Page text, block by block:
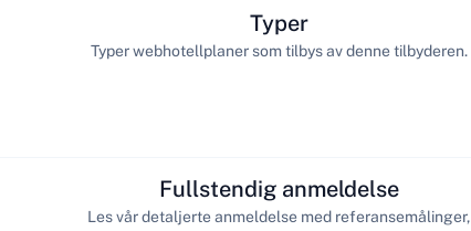
Typer
Typer webhotellplaner som tilbys av denne tilbyderen.
Fullstendig anmeldelse
Les vår detaljerte anmeldelse med referansemålinger,